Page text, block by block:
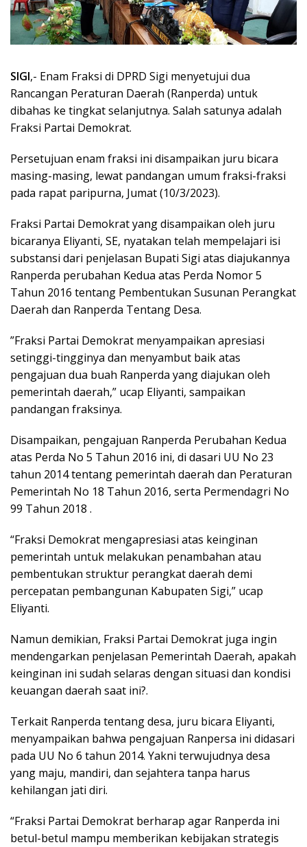
SIGI,- Enam Fraksi di DPRD Sigi menyetujui dua
Rancangan Peraturan Daerah (Ranperda) untuk
dibahas ke tingkat selanjutnya. Salah satunya adalah
Fraksi Partai Demokrat.
Persetujuan enam fraksi ini disampaikan juru bicara
masing-masing, lewat pandangan umum fraksi-fraksi
pada rapat paripurna, Jumat (10/3/2023).
Fraksi Partai Demokrat yang disampaikan oleh juru
bicaranya Eliyanti, SE, nyatakan telah mempelajari isi
substansi dari penjelasan Bupati Sigi atas diajukannya
Ranperda perubahan Kedua atas Perda Nomor 5
Tahun 2016 tentang Pembentukan Susunan Perangkat
Daerah dan Ranperda Tentang Desa.
”Fraksi Partai Demokrat menyampaikan apresiasi
setinggi-tingginya dan menyambut baik atas
pengajuan dua buah Ranperda yang diajukan oleh
pemerintah daerah,” ucap Eliyanti, sampaikan
pandangan fraksinya.
Disampaikan, pengajuan Ranperda Perubahan Kedua
atas Perda No 5 Tahun 2016 ini, di dasari UU No 23
tahun 2014 tentang pemerintah daerah dan Peraturan
Pemerintah No 18 Tahun 2016, serta Permendagri No
99 Tahun 2018 .
“Fraksi Demokrat mengapresiasi atas keinginan
pemerintah untuk melakukan penambahan atau
pembentukan struktur perangkat daerah demi
percepatan pembangunan Kabupaten Sigi,” ucap
Eliyanti.
Namun demikian, Fraksi Partai Demokrat juga ingin
mendengarkan penjelasan Pemerintah Daerah, apakah
keinginan ini sudah selaras dengan situasi dan kondisi
keuangan daerah saat ini?.
Terkait Ranperda tentang desa, juru bicara Eliyanti,
menyampaikan bahwa pengajuan Ranpersa ini didasari
pada UU No 6 tahun 2014. Yakni terwujudnya desa
yang maju, mandiri, dan sejahtera tanpa harus
kehilangan jati diri.
“Fraksi Partai Demokrat berharap agar Ranperda ini
betul-betul mampu memberikan kebijakan strategis